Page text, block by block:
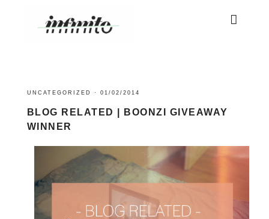
UNCATEGORIZED · 01/02/2014
BLOG RELATED | BOONZI GIVEAWAY
WINNER